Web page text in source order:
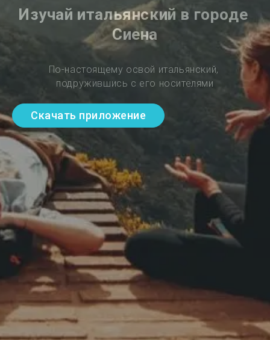
Изучай итальянский в городе
Сиена
По-настоящему освой итальянский,
подружившись с его носителями
Скачать приложение